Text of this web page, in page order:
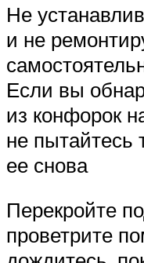
Не
и не
Если вы
из конфорок
не пытайтесь
ее снова
Перекройте
проветрите